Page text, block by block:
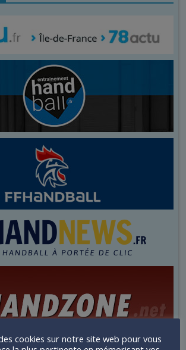
cookies sur notre site web pour vous